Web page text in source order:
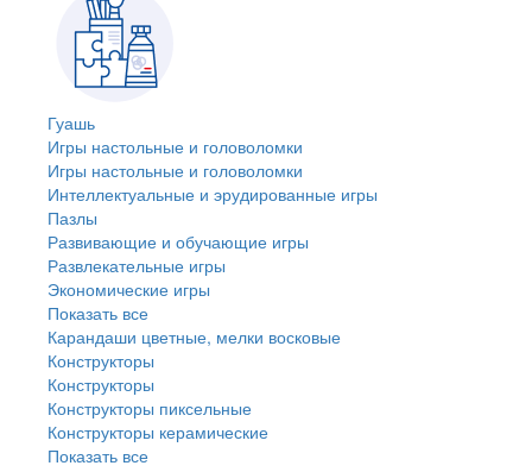
Гуашь
Игры настольные и головоломки
Игры настольные и головоломки
Интеллектуальные и эрудированные игры
Пазлы
Развивающие и обучающие игры
Развлекательные игры
Экономические игры
Показать все
Карандаши цветные, мелки восковые
Конструкторы
Конструкторы
Конструкторы пиксельные
Конструкторы керамические
Показать все